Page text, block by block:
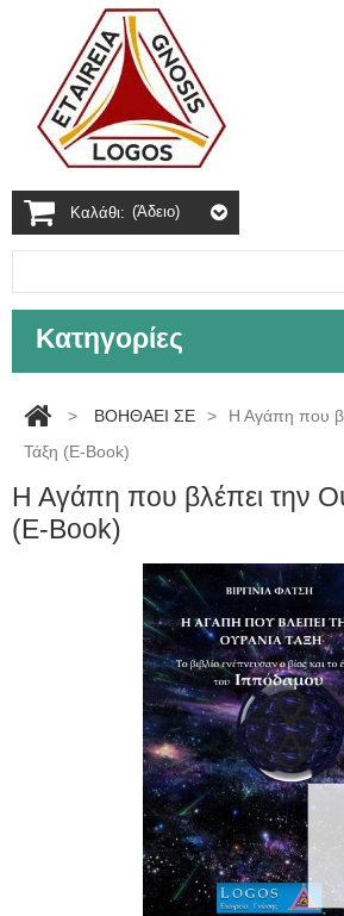
Κατηγορίες
Καλάθι: (άδειο)
> ΒΟΗΘΑΕΙ ΣΕ >
Η Αγάπη που
Τάξη (E-Book)
Η Αγάπη που βλέπει την
(E-Book)